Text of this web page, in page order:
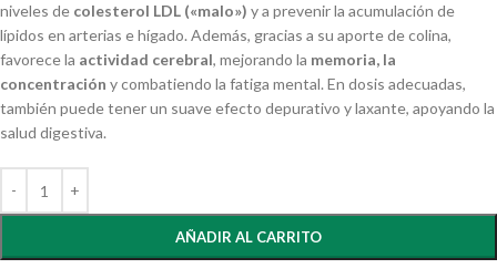
niveles de colesterol LDL («malo») y a prevenir la acumulación de
lípidos en arterias e hígado. Además, gracias a su aporte de colina,
favorece la actividad cerebral, mejorando la memoria, la
concentración y combatiendo la fatiga mental. En dosis adecuadas,
también puede tener un suave efecto depurativo y laxante, apoyando la
salud digestiva.
AÑADIR AL CARRITO